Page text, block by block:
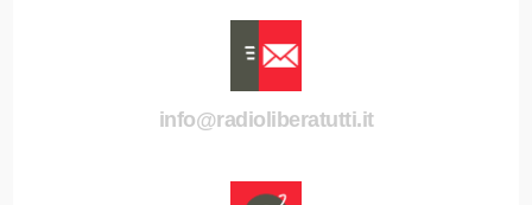
info@radioliberatutti.it